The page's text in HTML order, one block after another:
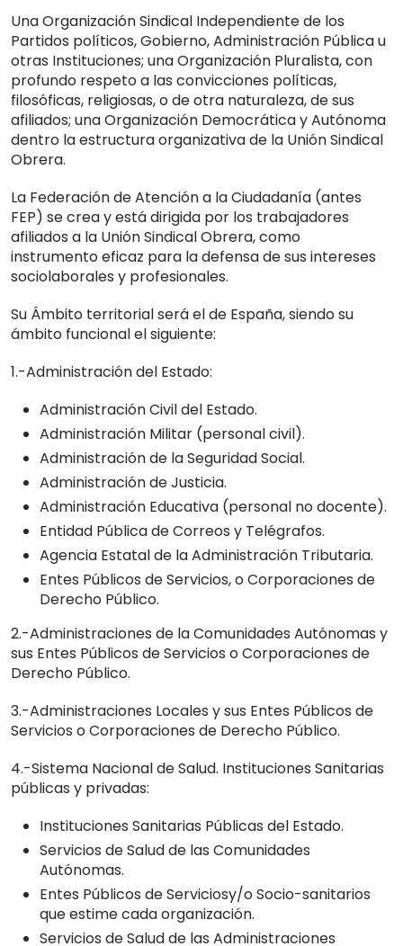
Una Organización Sindical Independiente de los
Partidos políticos, Gobierno, Administración Pública u
otras Instituciones; una Organización Pluralista, con
profundo respeto a las convicciones políticas,
filosóficas, religiosas, o de otra naturaleza, de sus
afiliados; una Organización Democrática y Autónoma
dentro la estructura organizativa de la Unión Sindical
Obrera.
La Federación de Atención a la Ciudadanía (antes
FEP) se crea y está dirigida por los trabajadores
afiliados a la Unión Sindical Obrera, como
instrumento eficaz para la defensa de sus intereses
sociolaborales y profesionales.
Su Ámbito territorial será el de España, siendo su
ámbito funcional el siguiente:
1.-Administración del Estado:
Administración Civil del Estado.
Administración Militar (personal civil).
Administración de la Seguridad Social.
Administración de Justicia.
Administración Educativa (personal no docente).
Entidad Pública de Correos y Telégrafos.
Agencia Estatal de la Administración Tributaria.
Entes Públicos de Servicios, o Corporaciones de
Derecho Público.
2.-Administraciones de la Comunidades Autónomas y
sus Entes Públicos de Servicios o Corporaciones de
Derecho Público.
3.-Administraciones Locales y sus Entes Públicos de
Servicios o Corporaciones de Derecho Público.
4.-Sistema Nacional de Salud. Instituciones Sanitarias
públicas y privadas:
Instituciones Sanitarias Públicas del Estado.
Servicios de Salud de las Comunidades
Autónomas.
Entes Públicos de Serviciosy/o Socio-sanitarios
que estime cada organización.
Servicios de Salud de las Administraciones